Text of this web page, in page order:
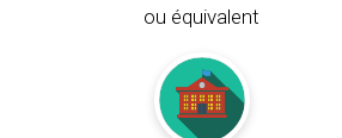
ou équivalent